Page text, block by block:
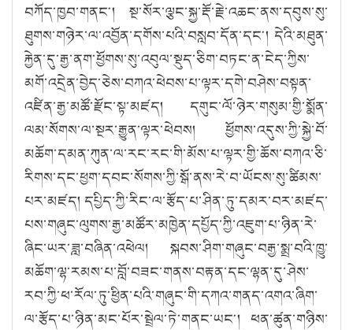
བཀོད་ཁྱབ་གནང༌། སྔ་སོར་ལྕང་སྐྱ་རྡོ་རྗེ་འཆང་ནས་དབུས་སུ་
ཐུགས་གཉེར་ལ་འབྱོན་དགོས་པའི་བསླབ་དོན་དང༌། དེའི་མཐུན་
རྐྱེན་དུ་རྒྱ་ནག་ཕྱོགས་སུ་འབུལ་སྡུད་ཅིག་བཏང་ན་ངེད་ཀྱིས་
མགོ་འདྲེན་བྱེད་ཅེས་བཀའ་ཕེབས་པ་ལྟར་དགེ་བཤེས་བསྟན་
འཛིན་རྒྱ་མཚོ་རྫོང་སྟ་མཛད། དགུང་ལོ་ཉེར་གསུམ་གྱི་སྨོན་
ལམ་སོགས་ལ་སྔར་རྒྱུན་ལྟར་ཕེབས། ཕྱོགས་འདུས་ཀྱི་སྐྱེ་བོ་
མཆོག་དམན་ཀུན་ལ་རང་རང་གི་མོས་པ་ལྟར་གྱི་ཆོས་བཀའ་ཅི་
རིགས་དང་ཕྱག་དབང་སོགས་ཀྱི་སྒོ་ནས་རེ་བ་ཡོངས་སུ་ཚིམས་
པར་མཛད། དཔྱིད་ཀྱི་རིང་ལ་རྩོད་པ་ཤིན་ཏུ་དམར་བར་མཛད་
པས་གཞུང་ལུགས་རྒྱ་མཚོར་མཁྱེན་དཔྱོད་ཀྱི་འཇུག་པ་ཉིན་རེ་
ཞིང་ཡར་ཟླ་བཞིན་འཕེལ། སྐབས་ཤིག་གཞུང་བརྒྱ་སྨྲ་བའི་ཁྱུ་
མཆོག་ལྷ་རམས་པ་བློ་བཟང་གནས་བརྟན་དང་ལྷན་དུ་ཤེས་
རབ་ཀྱི་ཕ་རོལ་ཏུ་ཕྱིན་པའི་གཞུང་གི་དཀའ་གནད་འགའ་ཞིག་
ལ་རྩོད་པ་ཉིན་མང་པོར་སྦྲེལ་ཏེ་གནང་ཡང༌། ཕན་ཚུན་གཉིས་